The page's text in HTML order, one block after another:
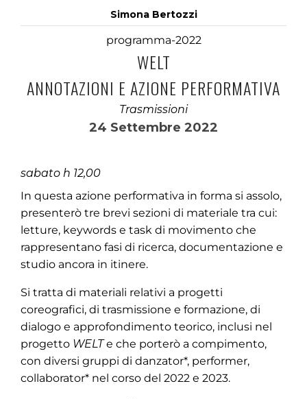
Simona Bertozzi
programma-2022
WELT
ANNOTAZIONI E AZIONE PERFORMATIVA
Trasmissioni
24 Settembre 2022
sabato h 12,00
In questa azione performativa in forma si assolo,
presenterò tre brevi sezioni di materiale tra cui:
letture, keywords e task di movimento che
rappresentano fasi di ricerca, documentazione e
studio ancora in itinere.
Si tratta di materiali relativi a progetti
coreografici, di trasmissione e formazione, di
dialogo e approfondimento teorico, inclusi nel
progetto WELTe che porterò a compimento,
con diversi gruppi di danzator*, performer,
collaborator* nel corso del 2022 e 2023.